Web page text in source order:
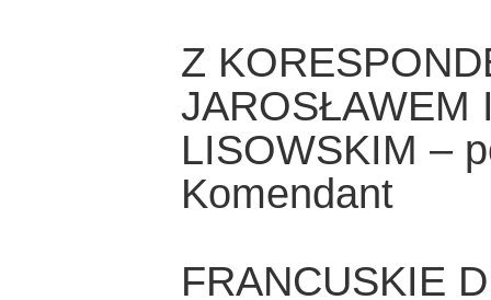
Z
JAROSŁAWEM
LISOWSKIM –
Komendant
FRANCUSKIE